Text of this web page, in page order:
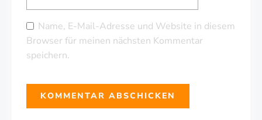
Name, E-Mail-Adresse und Website in diesem
Browser für meinen nächsten Kommentar
speichern.